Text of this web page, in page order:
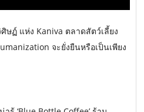
ษฏ์ แห่ง Kaniva ตลาดสัตว์เลี้ยง
จะยั่งยืนหรือเป็นเพียง